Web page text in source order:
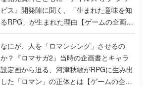
ビス』開発陣に聞く、「生まれた意味を知
るRPG」が生まれた理由【ゲームの企画
書】
なにが、人を「ロマンシング」させるの
か？『ロマサガ2』当時の企画書とキャラ
設定画から迫る、河津秋敏がRPGに生み出
した「ロマン」の正体とは【ゲームの企画